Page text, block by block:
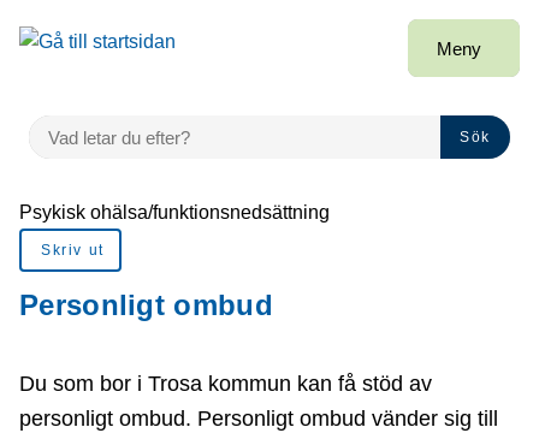
Gå till innehåll
till sidomeny
Meny
VAD LETAR DU EFTER?
Sök
Du är här:
Psykisk ohälsa/funktionsnedsättning
Skriv ut
Personligt ombud
Du som bor i Trosa kommun kan få stöd av
personligt ombud. Personligt ombud vänder sig till